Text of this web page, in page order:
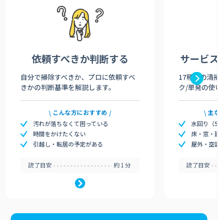
依頼すべきか判断する
自分で掃除すべきか、プロに依頼すべ
きかの判断基準を解説します。
こんな方におすすめ
汚れが落ちなくて困っている
時間をかけたくない
引越し・転居の予定がある
読了目安 約1分
サービ
17種類の清
ク/単発の使
主
水回り（
床・窓・
屋外・空
読了目安